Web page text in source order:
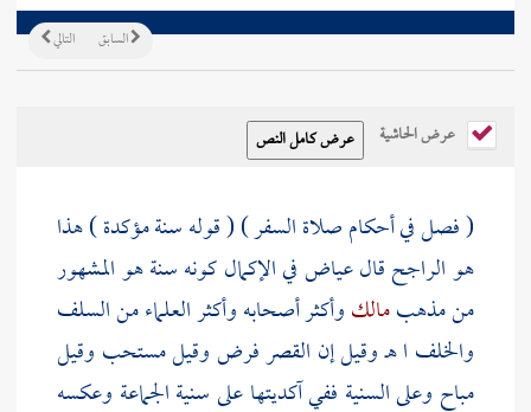
التالي السابق
عرض الحاشية
( فصل في أحكام صلاة السفر ) ( قوله سنة مؤكدة ) هذا
هو الراجح قالعياضفي الإكمال كونه سنة هو المشهور
من مذهبمالكوأكثر أصحابه وأكثر العلماء منالسلف
والخلف ا هـ وقيل إن القصر فرض وقيل مستحب وقيل
مباح وعلى السنية ففي آكديتها على سنية الجماعة وعكسه